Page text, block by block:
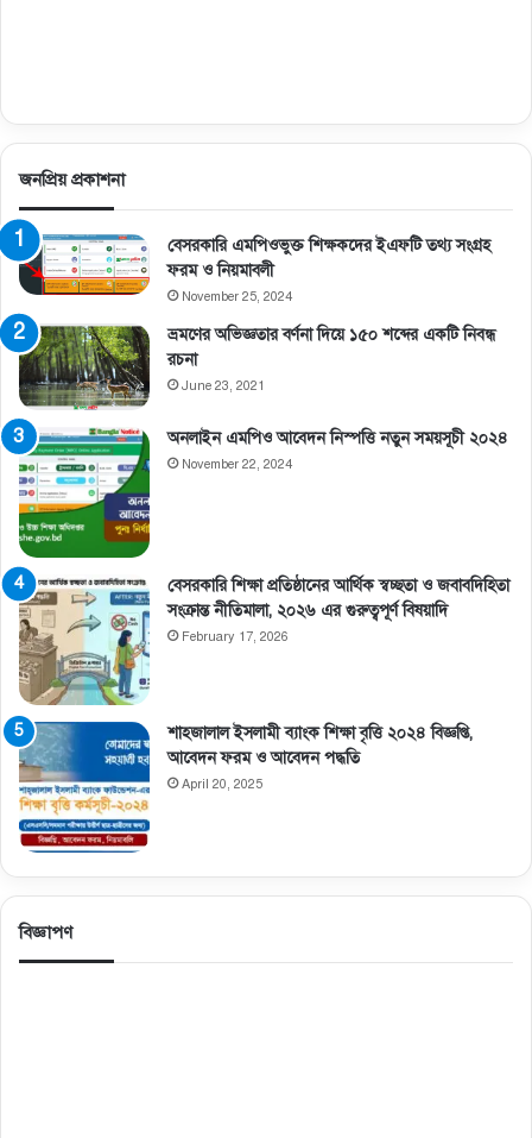
জনপ্রিয় প্রকাশনা
বেসরকারি এমপিওভুক্ত শিক্ষকদের ইএফটি তথ্য সংগ্রহ
ফরম ও নিয়মাবলী
November 25, 2024
ভ্রমণের অভিজ্ঞতার বর্ণনা দিয়ে ১৫০ শব্দের একটি নিবন্ধ
রচনা
June 23, 2021
অনলাইন এমপিও আবেদন নিস্পত্তি নতুন সময়সূচী ২০২৪
November 22, 2024
বেসরকারি শিক্ষা প্রতিষ্ঠানের আর্থিক স্বচ্ছতা ও জবাবদিহিতা
সংক্রান্ত নীতিমালা, ২০২৬ এর গুরুত্বপূর্ণ বিষয়াদি
February 17, 2026
শাহজালাল ইসলামী ব্যাংক শিক্ষা বৃত্তি ২০২৪ বিজ্ঞপ্তি,
আবেদন ফরম ও আবেদন পদ্ধতি
April 20, 2025
বিজ্ঞাপণ